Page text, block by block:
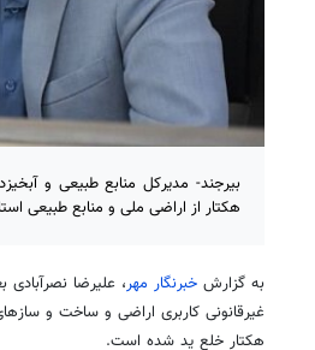
هکتار از اراضی ملی و منابع طبیعی
به گزارش خبرنگار مهر، علیرضا نصرآبادی
هکتار خلع ید شده است.